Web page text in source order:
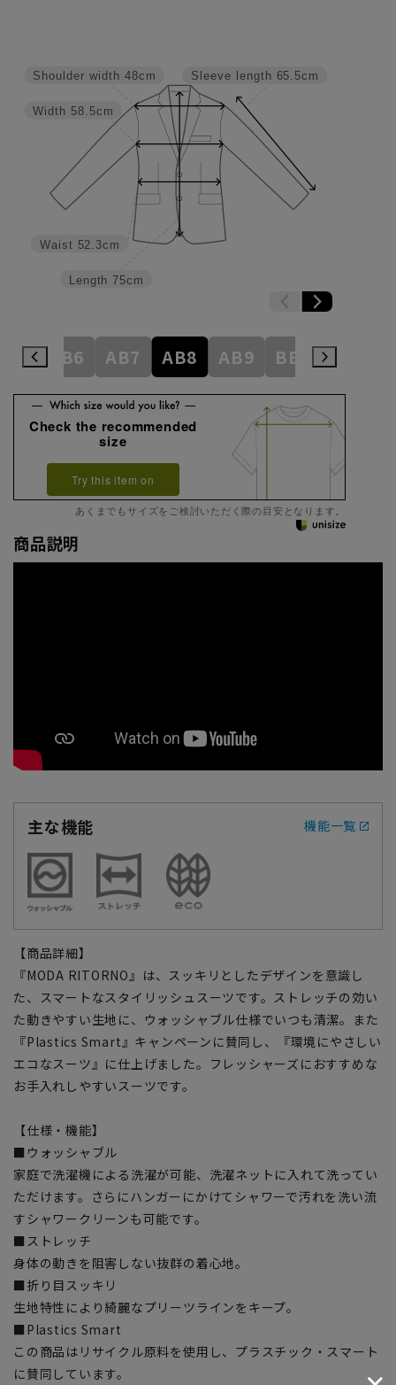
Sleeve length 65.5cm
Length 75cm
Waist 52.3cm
Width 58.5cm
Shoulder width 48cm
AB6 AB7 AB8 AB9 BE3 BE4
Check the recommended
size
Try this item on
あくまでもサイズをご検討いただく際の目安となります。
商品説明
主な機能 機能一覧
【商品詳細】
『MODA RITORNO』は、スッキリとしたデザインを意識し
た、スマートなスタイリッシュスーツです。ストレッチの効い
た動きやすい生地に、ウォッシャブル仕様でいつも清潔。また
『Plastics Smart』キャンペーンに賛同し、『環境にやさしい
エコなスーツ』に仕上げました。フレッシャーズにおすすめな
お手入れしやすいスーツです。
【仕様・機能】
■ウォッシャブル
家庭で洗濯機による洗濯が可能、洗濯ネットに入れて洗ってい
ただけます。さらにハンガーにかけてシャワーで汚れを洗い流
すシャワークリーンも可能です。
■ストレッチ
身体の動きを阻害しない抜群の着心地。
■折り目スッキリ
生地特性により綺麗なプリーツラインをキープ。
■Plastics Smart
この商品はリサイクル原料を使用し、プラスチック・スマート
に賛同しています。